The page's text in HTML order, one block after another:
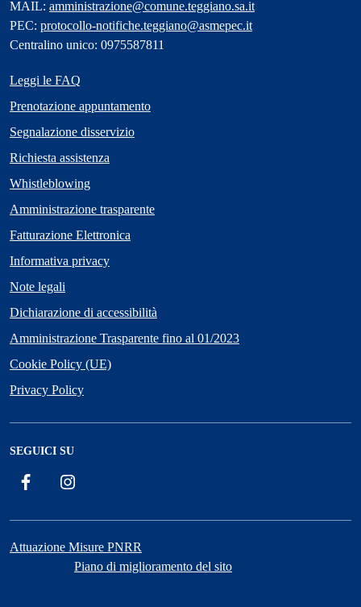
MAIL: amministrazione@comune.teggiano.sa.it
PEC: protocollo-notifiche.teggiano@asmepec.it
Centralino unico: 0975587811
Leggi le FAQ
Prenotazione appuntamento
Segnalazione disservizio
Richiesta assistenza
Whistleblowing
Amministrazione trasparente
Fatturazione Elettronica
Informativa privacy
Note legali
Dichiarazione di accessibilità
Amministrazione Trasparente fino al 01/2023
Cookie Policy (UE)
Privacy Policy
SEGUICI SU
Facebook
Attuazione Misure PNRR
Piano di miglioramento del sito